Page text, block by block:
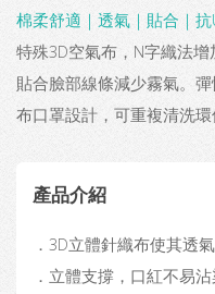
棉柔舒適｜透氣｜貼合｜
特殊3D空氣布，N字織法
貼合臉部線條減少霧氣。
布口罩設計，可重複清洗環
產品介紹
．3D立體針織布使其透
．立體支撐，口紅不易